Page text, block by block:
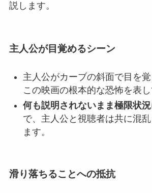
説します。
主人公が目覚めるシーン
主人公がカーブの斜面で目を覚
この映画の根本的な恐怖を表し
何も説明されないまま極限状
で、主人公と視聴者は共に混
ます。
滑り落ちることへの抵抗